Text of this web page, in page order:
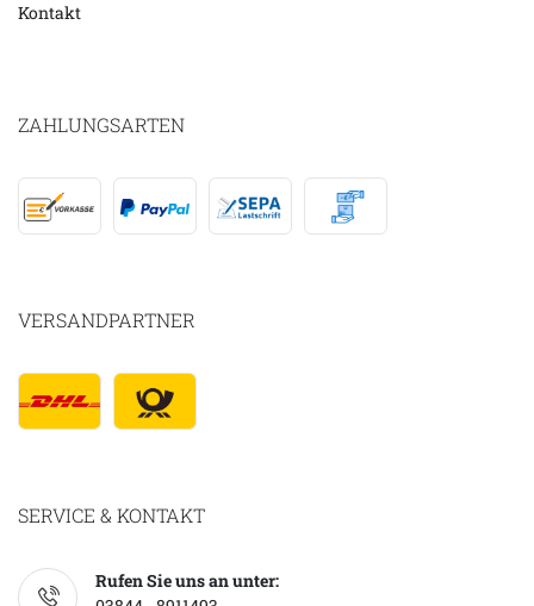
Kontakt
ZAHLUNGSARTEN
VERSANDPARTNER
SERVICE & KONTAKT
Rufen Sie uns an unter: